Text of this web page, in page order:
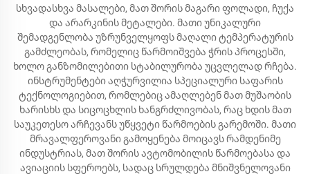
სხვადასხვა მასალები, მათ შორის მაგარი ფოლადი, ჩუქა
და არარკინის მეტალები. მათი უნიკალური
შემადგენლობა უზრუნველყოფს მაღალი ტემპერატურის
გამძლეობას, რომელიც წარმოიშვება ჭრის პროცესში,
ხოლო განზომილებითი სტაბილურობა უცვლელად რჩება.
ინსტრუმენტები აღჭურვილია სპეციალური საფარის
ტექნოლოგიებით, რომლებიც ამაღლებენ მათ მუშაობის
ხარისხს და სიცოცხლის ხანგრძლივობას, რაც ხდის მათ
საუკეთესო არჩევანს უწყვეტი წარმოების გარემოში. მათი
მრავალფეროვანი გამოყენება მოიცავს რამდენიმე
ინდუსტრიას, მათ შორის ავტომობილის წარმოებასა და
ავიაციის სფეროებს, სადაც სრულდება მნიშვნელოვანი